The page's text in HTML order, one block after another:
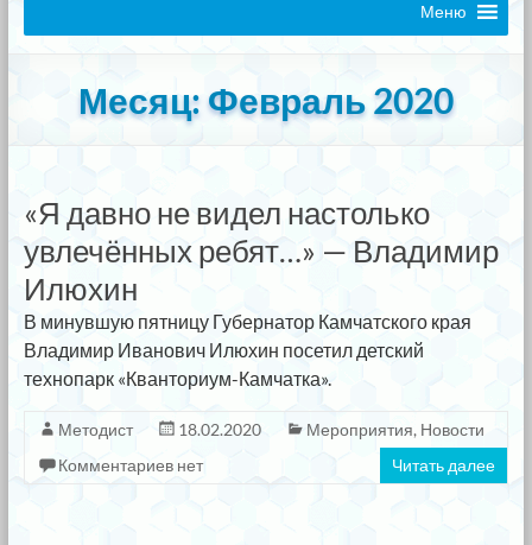
Меню
Месяц:Февраль 2020
«Я давно не видел настолько
увлечённых ребят…» — Владимир
Илюхин
В минувшую пятницу Губернатор Камчатского края
Владимир Иванович Илюхин посетил детский
технопарк «Кванториум-Камчатка».
Методист 18.02.2020 Мероприятия, Новости
Комментариев нет
Читать далее